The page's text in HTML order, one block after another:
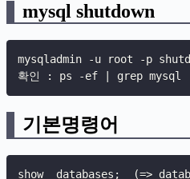
mysql shutdown
mysqladmin -u root -p
확인
: ps -ef grep mysql
기본명령어
show  databases ; (=>